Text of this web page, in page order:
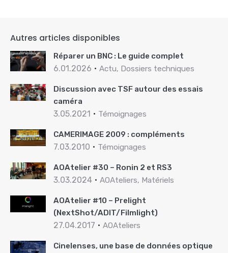
Autres articles disponibles
Réparer un BNC : Le guide complet
6.01.2026 Actu, Dossiers techniques
Discussion avec TSF autour des essais
caméra
3.05.2021 Témoignages
CAMERIMAGE 2009 : compléments
7.03.2010 Témoignages
AOAtelier #30 – Ronin 2 et RS3
3.03.2024 AOAteliers, Matériels
AOAtelier #10 – Prelight
(NextShot/ADIT/Filmlight)
27.04.2017 AOAteliers
Cinelenses, une base de données optique